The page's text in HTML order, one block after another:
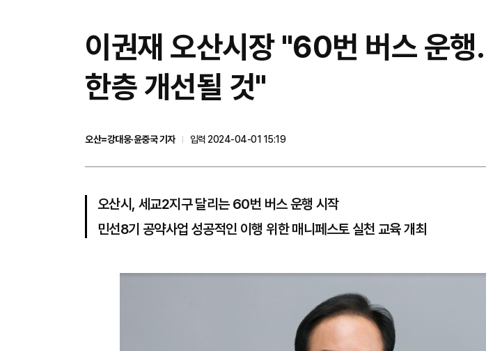
이권재 오산시장 "60번 버스 운
한층 개선될 것"
오산=강대웅·윤중국 기자
입력 2024-04-01 15:19
오산시, 세교2지구 달리는 60번 버스 운행 시작
민선8기 공약사업 성공적인 이행 위한 매니페스토 실천 교육 개최